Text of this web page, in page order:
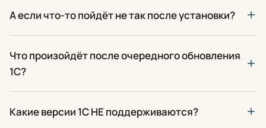
А если что-то пойдёт не так после установки?
Что произойдёт после очередного обновления
1С?
Какие версии 1С НЕ поддерживаются?